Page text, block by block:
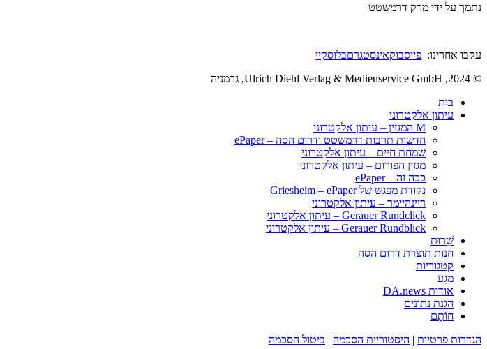
נתמך על ידי מרק דרמשטט
עקבו אחרינו: פייסבוקאינסטגרםבלוסקיי
© 2024, Ulrich Diehl Verlag & Medienservice GmbH, גרמניה
בַּיִת
עיתון אלקטרוני
M המגזין – עיתון אלקטרוני
חדשות תרבות דרמשטט ודרום הסה – ePaper
שמחת חיים – עיתון אלקטרוני
מגזין הפורום – עיתון אלקטרוני
ככה זה – ePaper
נקודת מפגש של Griesheim – ePaper
ריינהיימר – עיתון אלקטרוני
Gerauer Rundclick – עיתון אלקטרוני
Gerauer Rundblick – עיתון אלקטרוני
שֵׁרוּת
חנות תוצרת דרום הסה
קטגוריות
מַגָע
אודות DA.news
הגנת נתונים
חוֹתָם
הגדרות פרטיות | היסטוריית הסכמה | ביטול הסכמה